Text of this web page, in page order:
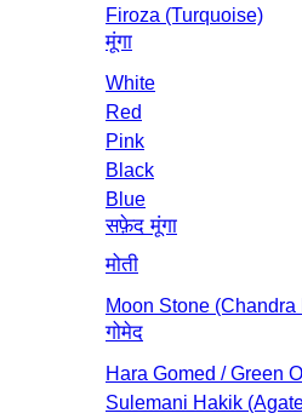
Firoza (Turquoise)
मूंगा
White
Red
Pink
Black
Blue
सफ़ेद मूंगा
मोती
Moon Stone (Chandra
गोमेद
Hara Gomed / Green
Sulemani Hakik